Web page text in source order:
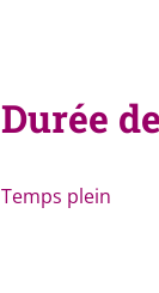
Durée
Temps plein